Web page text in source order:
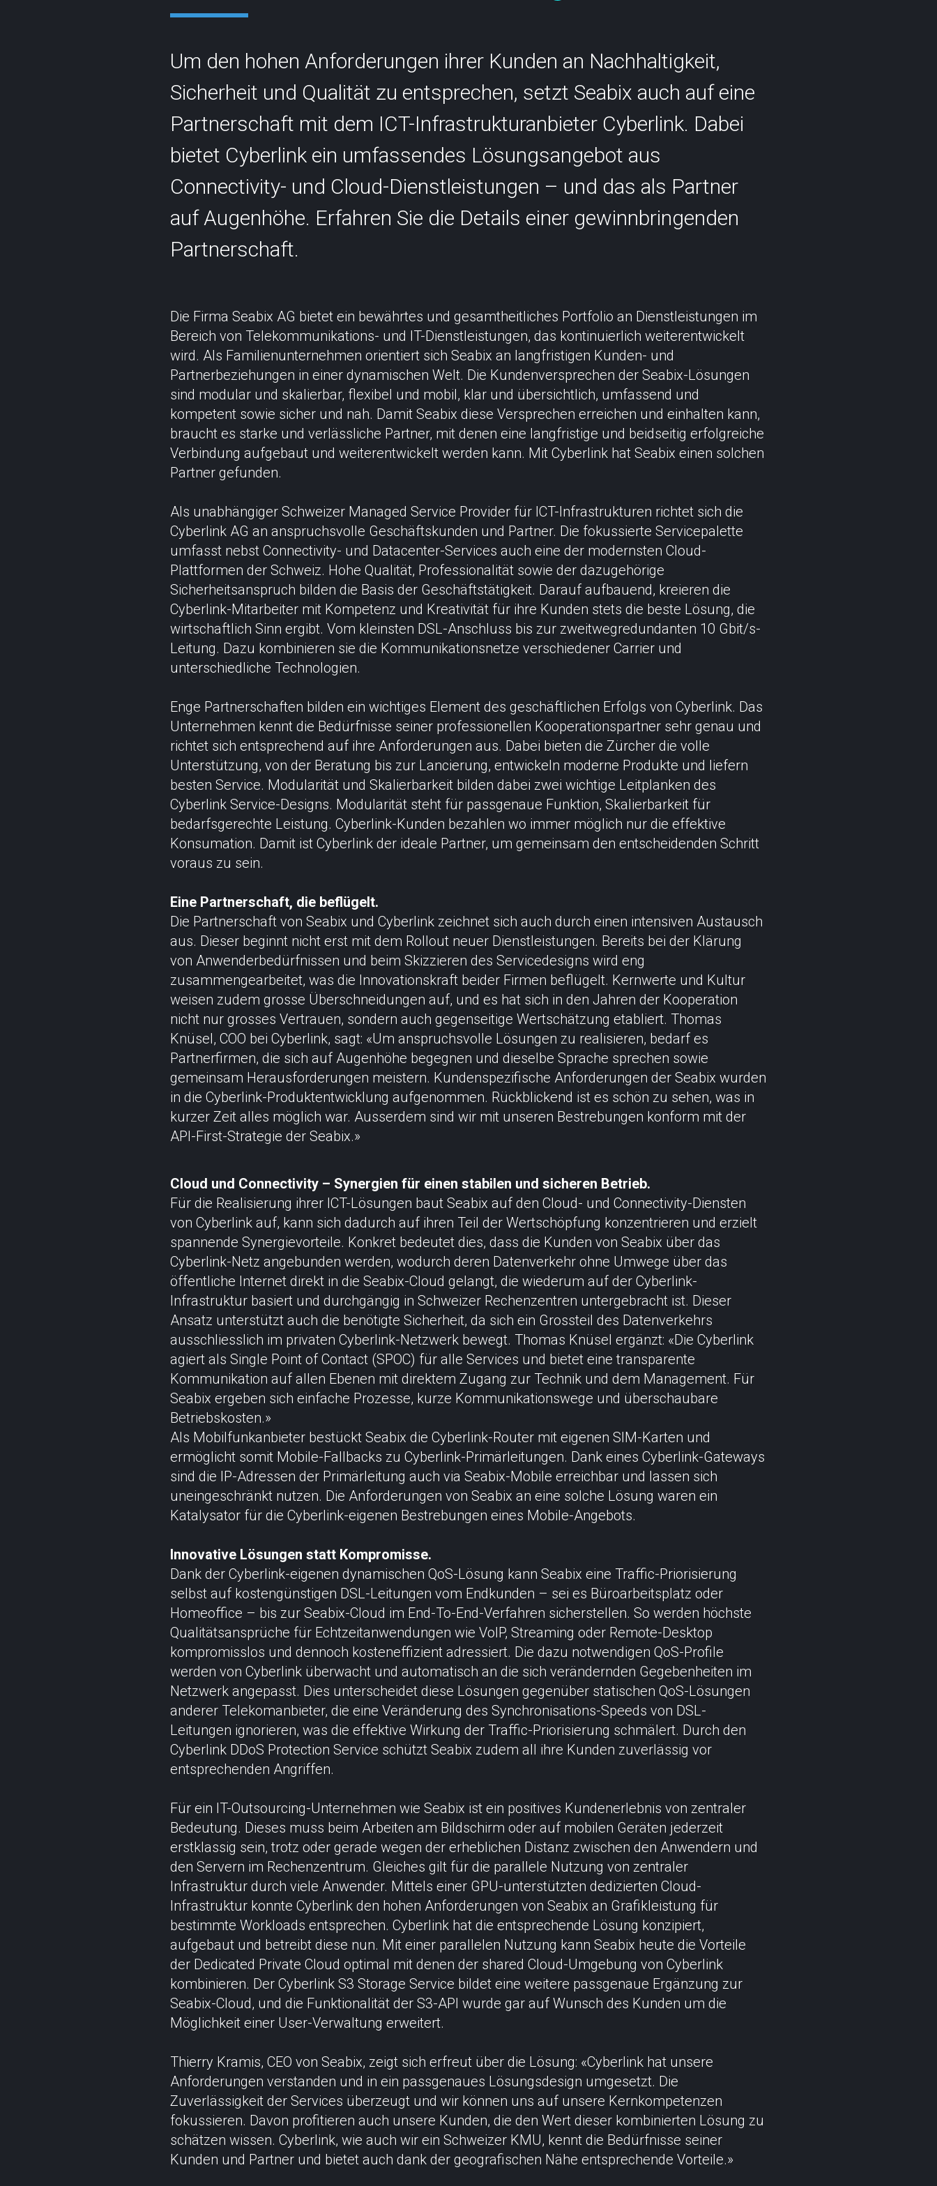
Kontakt
info@cyberlink.ch
+41 44 287 29 92
Status Support
Um den hohen Anforderungen ihrer Kunden an Nachhaltigkeit,
Sicherheit und Qualität zu entsprechen, setzt Seabix auch auf eine
Partnerschaft mit dem ICT-Infrastrukturanbieter Cyberlink. Dabei
bietet Cyberlink ein umfassendes Lösungsangebot aus
Connectivity- und Cloud-Dienstleistungen – und das als Partner
auf Augenhöhe. Erfahren Sie die Details einer gewinnbringenden
Partnerschaft.
Die Firma Seabix AG bietet ein bewährtes und gesamtheitliches Portfolio an Dienstleistungen im
Bereich von Telekommunikations- und IT-Dienstleistungen, das kontinuierlich weiterentwickelt
wird. Als Familienunternehmen orientiert sich Seabix an langfristigen Kunden- und
Partnerbeziehungen in einer dynamischen Welt. Die Kundenversprechen der Seabix-Lösungen
sind modular und skalierbar, flexibel und mobil, klar und übersichtlich, umfassend und
kompetent sowie sicher und nah. Damit Seabix diese Versprechen erreichen und einhalten kann,
braucht es starke und verlässliche Partner, mit denen eine langfristige und beidseitig erfolgreiche
Verbindung aufgebaut und weiterentwickelt werden kann. Mit Cyberlink hat Seabix einen solchen
Partner gefunden.
Als unabhängiger Schweizer Managed Service Provider für ICT-Infrastrukturen richtet sich die
Cyberlink AG an anspruchsvolle Geschäftskunden und Partner. Die fokussierte Servicepalette
umfasst nebst Connectivity- und Datacenter-Services auch eine der modernsten Cloud-
Plattformen der Schweiz. Hohe Qualität, Professionalität sowie der dazugehörige
Sicherheitsanspruch bilden die Basis der Geschäftstätigkeit. Darauf aufbauend, kreieren die
Cyberlink-Mitarbeiter mit Kompetenz und Kreativität für ihre Kunden stets die beste Lösung, die
wirtschaftlich Sinn ergibt. Vom kleinsten DSL-Anschluss bis zur zweitwegredundanten 10 Gbit/s-
Leitung. Dazu kombinieren sie die Kommunikationsnetze verschiedener Carrier und
unterschiedliche Technologien.
Enge Partnerschaften bilden ein wichtiges Element des geschäftlichen Erfolgs von Cyberlink. Das
Unternehmen kennt die Bedürfnisse seiner professionellen Kooperationspartner sehr genau und
richtet sich entsprechend auf ihre Anforderungen aus. Dabei bieten die Zürcher die volle
Unterstützung, von der Beratung bis zur Lancierung, entwickeln moderne Produkte und liefern
besten Service. Modularität und Skalierbarkeit bilden dabei zwei wichtige Leitplanken des
Cyberlink Service-Designs. Modularität steht für passgenaue Funktion, Skalierbarkeit für
bedarfsgerechte Leistung. Cyberlink-Kunden bezahlen wo immer möglich nur die effektive
Konsumation. Damit ist Cyberlink der ideale Partner, um gemeinsam den entscheidenden Schritt
voraus zu sein.
Eine Partnerschaft, die beflügelt.
Die Partnerschaft von Seabix und Cyberlink zeichnet sich auch durch einen intensiven Austausch
aus. Dieser beginnt nicht erst mit dem Rollout neuer Dienstleistungen. Bereits bei der Klärung
von Anwenderbedürfnissen und beim Skizzieren des Servicedesigns wird eng
zusammengearbeitet, was die Innovationskraft beider Firmen beflügelt. Kernwerte und Kultur
weisen zudem grosse Überschneidungen auf, und es hat sich in den Jahren der Kooperation
nicht nur grosses Vertrauen, sondern auch gegenseitige Wertschätzung etabliert. Thomas
Knüsel, COO bei Cyberlink, sagt: «Um anspruchsvolle Lösungen zu realisieren, bedarf es
Partnerfirmen, die sich auf Augenhöhe begegnen und dieselbe Sprache sprechen sowie
gemeinsam Herausforderungen meistern. Kundenspezifische Anforderungen der Seabix wurden
in die Cyberlink-Produktentwicklung aufgenommen. Rückblickend ist es schön zu sehen, was in
kurzer Zeit alles möglich war. Ausserdem sind wir mit unseren Bestrebungen konform mit der
API-First-Strategie der Seabix.»
Cloud und Connectivity – Synergien für einen stabilen und sicheren Betrieb.
Für die Realisierung ihrer ICT-Lösungen baut Seabix auf den Cloud- und Connectivity-Diensten
von Cyberlink auf, kann sich dadurch auf ihren Teil der Wertschöpfung konzentrieren und erzielt
spannende Synergievorteile. Konkret bedeutet dies, dass die Kunden von Seabix über das
Cyberlink-Netz angebunden werden, wodurch deren Datenverkehr ohne Umwege über das
öffentliche Internet direkt in die Seabix-Cloud gelangt, die wiederum auf der Cyberlink-
Infrastruktur basiert und durchgängig in Schweizer Rechenzentren untergebracht ist. Dieser
Ansatz unterstützt auch die benötigte Sicherheit, da sich ein Grossteil des Datenverkehrs
ausschliesslich im privaten Cyberlink-Netzwerk bewegt. Thomas Knüsel ergänzt: «Die Cyberlink
agiert als Single Point of Contact (SPOC) für alle Services und bietet eine transparente
Kommunikation auf allen Ebenen mit direktem Zugang zur Technik und dem Management. Für
Seabix ergeben sich einfache Prozesse, kurze Kommunikationswege und überschaubare
Betriebskosten.»
Als Mobilfunkanbieter bestückt Seabix die Cyberlink-Router mit eigenen SIM-Karten und
ermöglicht somit Mobile-Fallbacks zu Cyberlink-Primärleitungen. Dank eines Cyberlink-Gateways
sind die IP-Adressen der Primärleitung auch via Seabix-Mobile erreichbar und lassen sich
uneingeschränkt nutzen. Die Anforderungen von Seabix an eine solche Lösung waren ein
Katalysator für die Cyberlink-eigenen Bestrebungen eines Mobile-Angebots.
Innovative Lösungen statt Kompromisse.
Dank der Cyberlink-eigenen dynamischen QoS-Lösung kann Seabix eine Traffic-Priorisierung
selbst auf kostengünstigen DSL-Leitungen vom Endkunden – sei es Büroarbeitsplatz oder
Homeoffice – bis zur Seabix-Cloud im End-To-End-Verfahren sicherstellen. So werden höchste
Qualitätsansprüche für Echtzeitanwendungen wie VoIP, Streaming oder Remote-Desktop
kompromisslos und dennoch kosteneffizient adressiert. Die dazu notwendigen QoS-Profile
werden von Cyberlink überwacht und automatisch an die sich verändernden Gegebenheiten im
Netzwerk angepasst. Dies unterscheidet diese Lösungen gegenüber statischen QoS-Lösungen
anderer Telekomanbieter, die eine Veränderung des Synchronisations-Speeds von DSL-
Leitungen ignorieren, was die effektive Wirkung der Traffic-Priorisierung schmälert. Durch den
Cyberlink DDoS Protection Service schützt Seabix zudem all ihre Kunden zuverlässig vor
entsprechenden Angriffen.
Für ein IT-Outsourcing-Unternehmen wie Seabix ist ein positives Kundenerlebnis von zentraler
Bedeutung. Dieses muss beim Arbeiten am Bildschirm oder auf mobilen Geräten jederzeit
erstklassig sein, trotz oder gerade wegen der erheblichen Distanz zwischen den Anwendern und
den Servern im Rechenzentrum. Gleiches gilt für die parallele Nutzung von zentraler
Infrastruktur durch viele Anwender. Mittels einer GPU-unterstützten dedizierten Cloud-
Infrastruktur konnte Cyberlink den hohen Anforderungen von Seabix an Grafikleistung für
bestimmte Workloads entsprechen. Cyberlink hat die entsprechende Lösung konzipiert,
aufgebaut und betreibt diese nun. Mit einer parallelen Nutzung kann Seabix heute die Vorteile
der Dedicated Private Cloud optimal mit denen der shared Cloud-Umgebung von Cyberlink
kombinieren. Der Cyberlink S3 Storage Service bildet eine weitere passgenaue Ergänzung zur
Seabix-Cloud, und die Funktionalität der S3-API wurde gar auf Wunsch des Kunden um die
Möglichkeit einer User-Verwaltung erweitert.
Thierry Kramis, CEO von Seabix, zeigt sich erfreut über die Lösung: «Cyberlink hat unsere
Anforderungen verstanden und in ein passgenaues Lösungsdesign umgesetzt. Die
Zuverlässigkeit der Services überzeugt und wir können uns auf unsere Kernkompetenzen
fokussieren. Davon profitieren auch unsere Kunden, die den Wert dieser kombinierten Lösung zu
schätzen wissen. Cyberlink, wie auch wir ein Schweizer KMU, kennt die Bedürfnisse seiner
Kunden und Partner und bietet auch dank der geografischen Nähe entsprechende Vorteile.»